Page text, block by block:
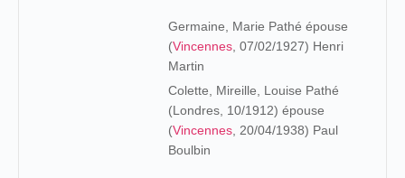
Germaine, Marie Pathé épouse
(Vincennes, 07/02/1927) Henri
Martin
Colette, Mireille, Louise Pathé
(Londres, 10/1912) épouse
(Vincennes, 20/04/1938) Paul
Boulbin